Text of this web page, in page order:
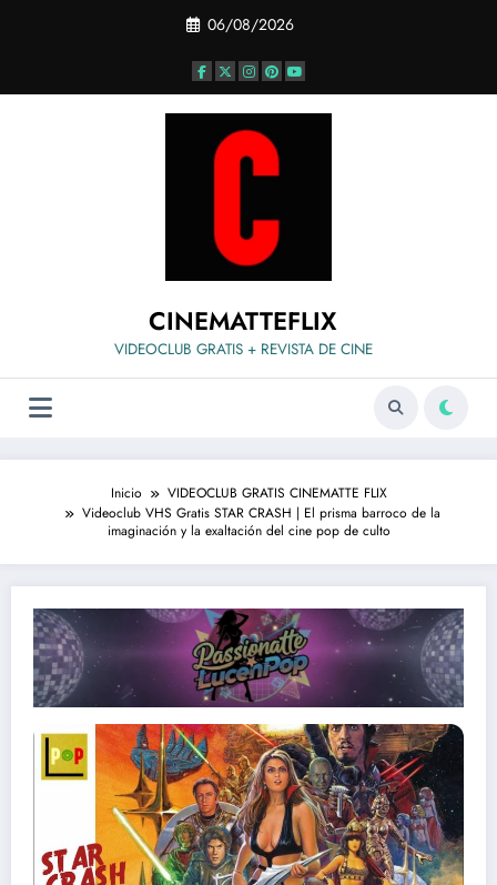
06/08/2026
CINEMATTEFLIX
VIDEOCLUB GRATIS + REVISTA DE CINE
Inicio
VIDEOCLUB GRATIS CINEMATTE FLIX
Videoclub VHS Gratis STAR CRASH | El prisma barroco de la
imaginación y la exaltación del cine pop de culto